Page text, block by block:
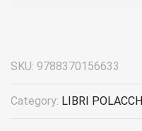
SKU: 9788370156633
Category: LIBRI POLACCHI